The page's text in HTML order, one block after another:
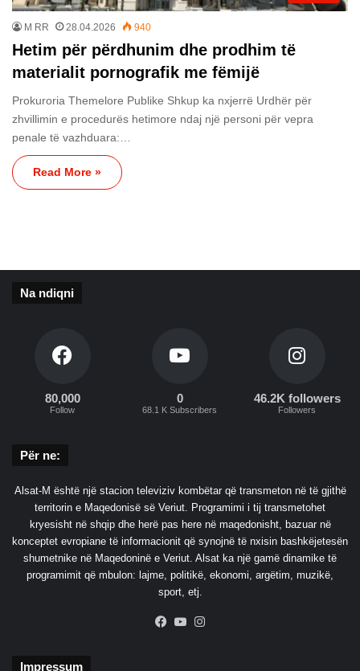
M RR 28.04.2026 940
Hetim për përdhunim dhe prodhim të
materialit pornografik me fëmijë
Prokuroria Themelore Publike Shkup ka nxjerrë Urdhër për
zhvillimin e procedurës hetimore ndaj një personi për vepra
penale të vazhduara:…
Read More »
Na ndiqni
80,000
Follow
0
68.1 K Subscribers
46.2K followers
Followers
Për ne:
Alsat-M është një stacion televiziv kombëtar që transmeton në të gjithë
territorin e Maqedonisë së Veriut. Programimi i tij transmetohet
kryesisht në shqip dhe herë pas here në maqedonisht, bazuar në
konceptet evropiane të informacionit që synojnë të nxisin bashkëjetesën
shumetnike në Maqedoninë e Veriut. Alsat ka një gamë dinamike të
programimit që mbulon: lajme, politikë, ekonomi, argëtim, muzikë,
sport, etj.
Facebook
YouTube
Impressum